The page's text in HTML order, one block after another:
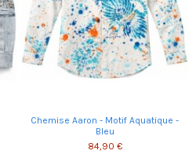
Chemise Aaron - Motif Aquatique -
Bleu
84,90 €